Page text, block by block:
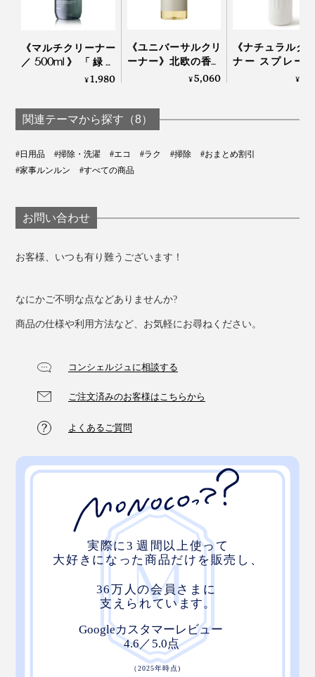
こんなに「きれいになった」成果が見えて、しかも面倒
なバケツの水替えもいらない……ぞうきん掛け、いいじ
ゃん！掃除が終わる頃には、すっかり考えが変わってい
末。大掃除も、楽しいぞうきん掛けで、締めくくりたい
です。
「♪ふきふきフッキー、きれいキレイ～」
《マルチクリーナー
／500ml》「緑の
国」の香りに包まれ
お掃除スプレー｜
GREEN NATION life
¥1,980
《ユニバーサルクリ
ーナー》北欧の香り
とボタニカル成分、
HUMDAKIN
¥5,060
《ナチュラルク
ナー スプレー
プ》ECOCERT
３役のオーガニ
¥
関連テーマから探す（8）
#日用品 #掃除・洗濯 #エコ #ラク #掃除
#おまとめ割引
#家事ルンルン
#すべての商品
お問い合わせ
お客様、いつも有り難うございます！
なにかご不明な点などありませんか?
商品の仕様や利用方法など、お気軽にお尋ねください。
コンシェルジュに相談する
ご注文済みのお客様はこちらから
よくあるご質問